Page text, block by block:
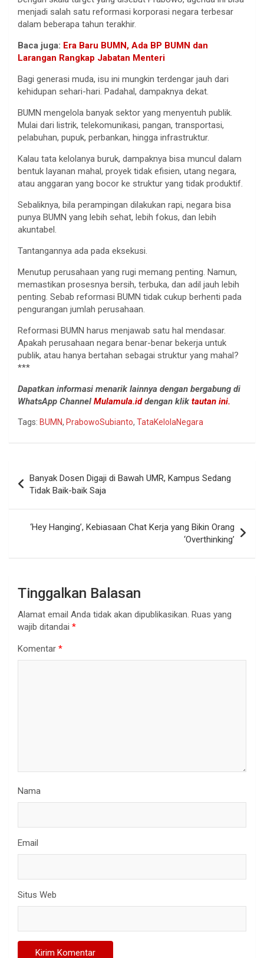
menjadi salah satu reformasi korporasi negara terbesar
dalam beberapa tahun terakhir.
Baca juga: Era Baru BUMN, Ada BP BUMN dan
Larangan Rangkap Jabatan Menteri
Bagi generasi muda, isu ini mungkin terdengar jauh dari
kehidupan sehari-hari. Padahal, dampaknya dekat.
BUMN mengelola banyak sektor yang menyentuh publik.
Mulai dari listrik, telekomunikasi, pangan, transportasi,
pelabuhan, pupuk, perbankan, hingga infrastruktur.
Kalau tata kelolanya buruk, dampaknya bisa muncul dalam
bentuk layanan mahal, proyek tidak efisien, utang negara,
atau anggaran yang bocor ke struktur yang tidak produktif.
Sebaliknya, bila perampingan dilakukan rapi, negara bisa
punya BUMN yang lebih sehat, lebih fokus, dan lebih
akuntabel.
Tantangannya ada pada eksekusi.
Menutup perusahaan yang rugi memang penting. Namun,
memastikan prosesnya bersih, terbuka, dan adil jauh lebih
penting. Sebab reformasi BUMN tidak cukup berhenti pada
pengurangan jumlah perusahaan.
Reformasi BUMN harus menjawab satu hal mendasar.
Apakah perusahaan negara benar-benar bekerja untuk
publik, atau hanya bertahan sebagai struktur yang mahal?
***
Dapatkan informasi menarik lainnya dengan bergabung di
WhatsApp Channel Mulamula.iddengan klik tautan ini.
Tags: BUMN, PrabowoSubianto, TataKelolaNegara
pos
Banyak Dosen Digaji di Bawah UMR, Kampus Sedang
Tidak Baik-baik Saja
‘Hey Hanging’, Kebiasaan Chat Kerja yang Bikin Orang
‘Overthinking’
Tinggalkan Balasan
Alamat email Anda tidak akan dipublikasikan. Ruas yang
wajib ditandai *
Komentar *
Nama
Email
Situs Web